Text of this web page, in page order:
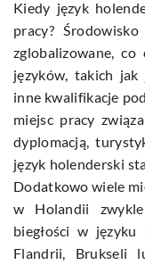
Kiedy język
pracy?
zglobalizowane, co
języków, takich jak
inne kwalifikacje
miejsc pracy
dyplomacją,
język holenderski
Dodatkowo wiele
w Holandii
biegłości w
Flandrii, Brukseli